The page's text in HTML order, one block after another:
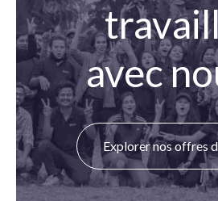
avec
Explorer nos offres